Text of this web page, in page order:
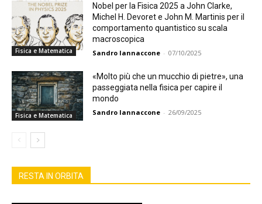
Fisica e Matematica
Nobel per la Fisica 2025 a John Clarke,
Michel H. Devoret e John M. Martinis per il
comportamento quantistico su scala
macroscopica
Sandro Iannaccone - 07/10/2025
Fisica e Matematica
«Molto più che un mucchio di pietre», una
passeggiata nella fisica per capire il
mondo
Sandro Iannaccone - 26/09/2025
RESTA IN ORBITA